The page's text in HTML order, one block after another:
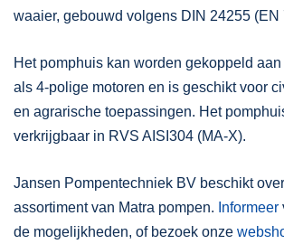
waaier, gebouwd volgens DIN 24255 (EN
Het pomphuis kan worden gekoppeld
als 4-polige motoren en is geschikt voor
en agrarische toepassingen. Het
verkrijgbaar in RVS AISI304 (MA-X).
Jansen Pompentechniek BV beschikt
assortiment van Matra pompen. Informeer
de mogelijkheden, of bezoek onze